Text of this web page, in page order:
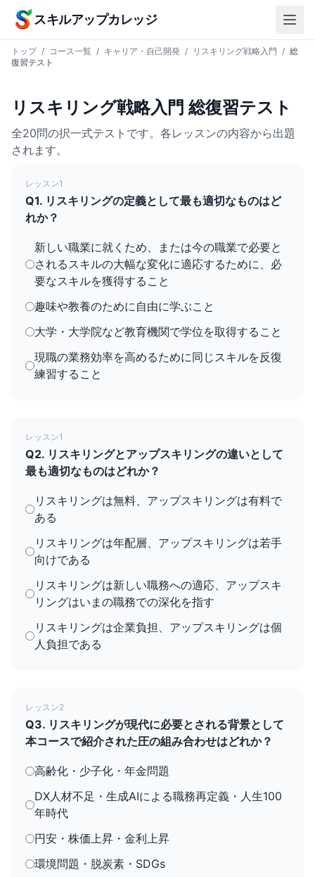
本文へスキップ
スキルアップカレッジ
トップ / コース一覧 / キャリア・自己開発 / リスキリング戦略入門 / 総
復習テスト
リスキリング戦略入門 総復習テスト
全20問の択一式テストです。各レッスンの内容から出題
されます。
レッスン1
Q1. リスキリングの定義として最も適切なものはど
れか？
新しい職業に就くため、または今の職業で必要と
されるスキルの大幅な変化に適応するために、必
要なスキルを獲得すること
趣味や教養のために自由に学ぶこと
大学・大学院など教育機関で学位を取得すること
現職の業務効率を高めるために同じスキルを反復
練習すること
レッスン1
Q2. リスキリングとアップスキリングの違いとして
最も適切なものはどれか？
リスキリングは無料、アップスキリングは有料で
ある
リスキリングは年配層、アップスキリングは若手
向けである
リスキリングは新しい職務への適応、アップスキ
リングはいまの職務での深化を指す
リスキリングは企業負担、アップスキリングは個
人負担である
レッスン2
Q3. リスキリングが現代に必要とされる背景として
本コースで紹介された圧の組み合わせはどれか？
高齢化・少子化・年金問題
DX人材不足・生成AIによる職務再定義・人生100
年時代
円安・株価上昇・金利上昇
環境問題・脱炭素・SDGs